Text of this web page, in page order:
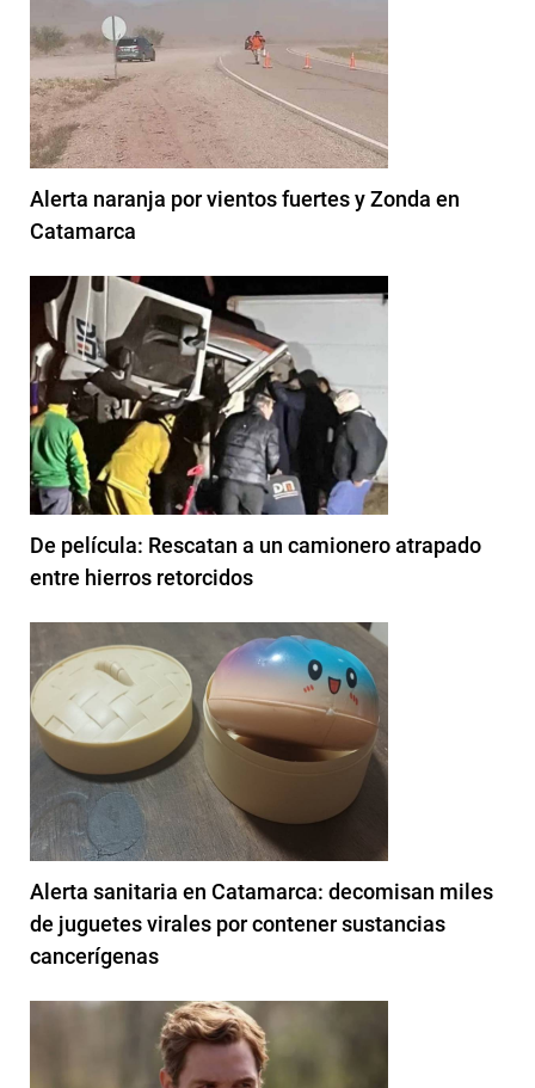
Alerta naranja por vientos fuertes y Zonda en
Catamarca
De película: Rescatan a un camionero atrapado
entre hierros retorcidos
Alerta sanitaria en Catamarca: decomisan miles
de juguetes virales por contener sustancias
cancerígenas